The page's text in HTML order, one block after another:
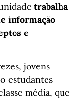
trabalha
informação
e
jovens
estudantes
média, que